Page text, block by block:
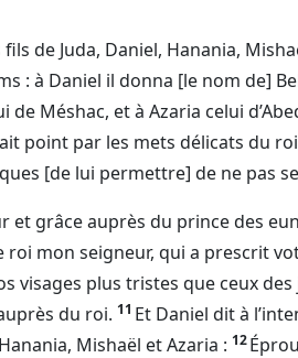
de Juda, Daniel, Hanania,
: à Daniel il donna [le nom de]
Méshac, et à Azaria celui
point par les mets délicats du
[de lui permettre] de ne pas
et grâce auprès du prince des
roi mon seigneur, qui a prescrit
visages plus tristes que ceux
du roi. 11 Et Daniel dit à
Mishaël et Azaria : 12